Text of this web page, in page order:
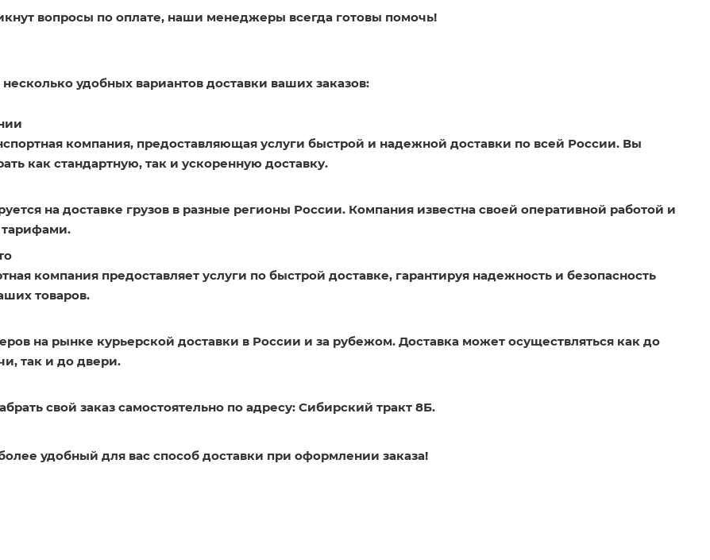
вопросы по оплате, наши менеджеры всегда готовы помочь!
удобных вариантов доставки ваших заказов:
компания, предоставляющая услуги быстрой и надежной доставки по всей России. Вы
как стандартную, так и ускоренную доставку.
на доставке грузов в разные регионы России. Компания известна своей оперативной работой и
компания предоставляет услуги по быстрой доставке, гарантируя надежность и безопасность
товаров.
на рынке курьерской доставки в России и за рубежом. Доставка может осуществляться как до
так и до двери.
свой заказ самостоятельно по адресу: Сибирский тракт 8Б.
удобный для вас способ доставки при оформлении заказа!